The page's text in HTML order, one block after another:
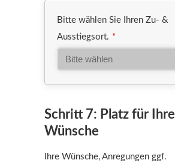
Bitte wählen Sie Ihren Zu- &
Ausstiegsort. *
URL *
Schritt 7: Platz für Ihre
Wünsche
Ihre Wünsche, Anregungen ggf.